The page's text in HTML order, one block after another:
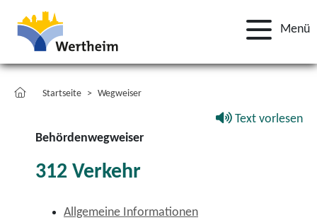
Menü
Startseite Wegweiser
Text vorlesen
Behördenwegweiser
312 Verkehr
Allgemeine Informationen